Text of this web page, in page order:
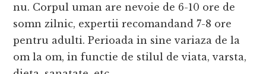
nu. Corpul uman are nevoie de 6-10 ore de
somn zilnic, expertii recomandand 7-8 ore
pentru adulti. Perioada in sine variaza de la
om la om, in functie de stilul de viata, varsta,